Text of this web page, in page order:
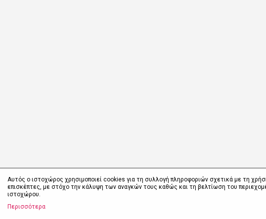
Αυτός ο ιστοχώρος χρησιμοποιεί cookies για τη συλλογή πληροφοριών σχετικά με τη
επισκέπτες, με στόχο την κάλυψη των αναγκών τους καθώς και τη βελτίωση του
ιστοχώρου.
Περισσότερα